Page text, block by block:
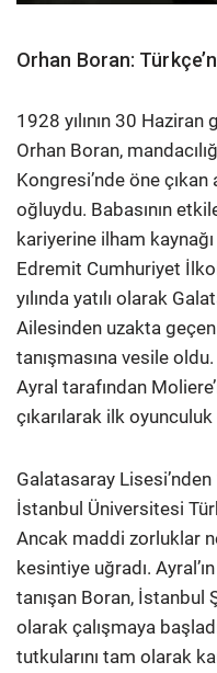
Orhan Boran:
1928 yılının 30
Orhan Boran,
Kongresi’nde öne
oğluydu. Babasının
kariyerine ilham
Edremit Cumhuriyet
yılında yatılı olarak
Ailesinden uzakta
tanışmasına vesile
Ayral tarafından
çıkarılarak ilk
Galatasaray
İstanbul Üniversitesi
Ancak maddi zorluklar
kesintiye uğradı.
tanışan Boran, İstanbul
olarak çalışmaya
tutkularını tam olarak